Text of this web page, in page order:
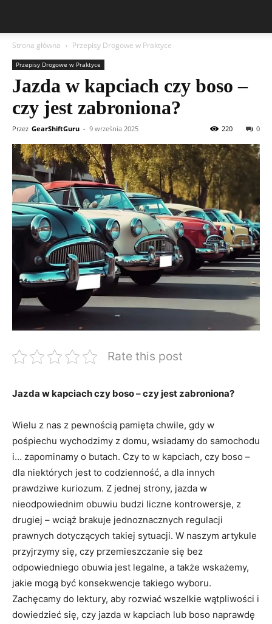
Strona główna Przepisy Drogowe w Praktyce
Przepisy Drogowe w Praktyce
Jazda w kapciach czy boso –
czy jest zabroniona?
Przez GearShiftGuru - 9 września 2025 0
220
Rate this post
Jazda w kapciach czy boso – czy jest zabroniona?
Wielu z nas z pewnością pamięta chwile, gdy w
pośpiechu wychodzimy z domu, wsiadamy do samochodu
i… zapominamy o butach. Czy to w kapciach, czy boso –
dla niektórych jest to codzienność, a dla innych
prawdziwe kuriozum. Z jednej strony, jazda w
nieodpowiednim obuwiu budzi liczne kontrowersje, z
drugiej – wciąż brakuje jednoznacznych regulacji
prawnych dotyczących takiej sytuacji. W naszym artykule
przyjrzymy się, czy przemieszczanie się bez
odpowiedniego obuwia jest legalne, a także wskażemy,
jakie mogą być konsekwencje takiego wyboru.
Zachęcamy do lektury, aby rozwiać wszelkie wątpliwości i
dowiedzieć się, czy jazda w kapciach lub boso naprawdę